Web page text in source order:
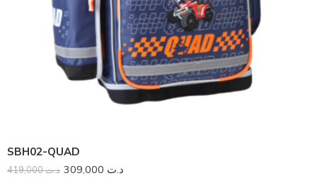
SBH02-QUAD
د.ت419,000 د.ت